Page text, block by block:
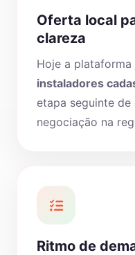
Oferta local
clareza
Hoje a
instaladores
etapa seguinte
negociação na
Ritmo de